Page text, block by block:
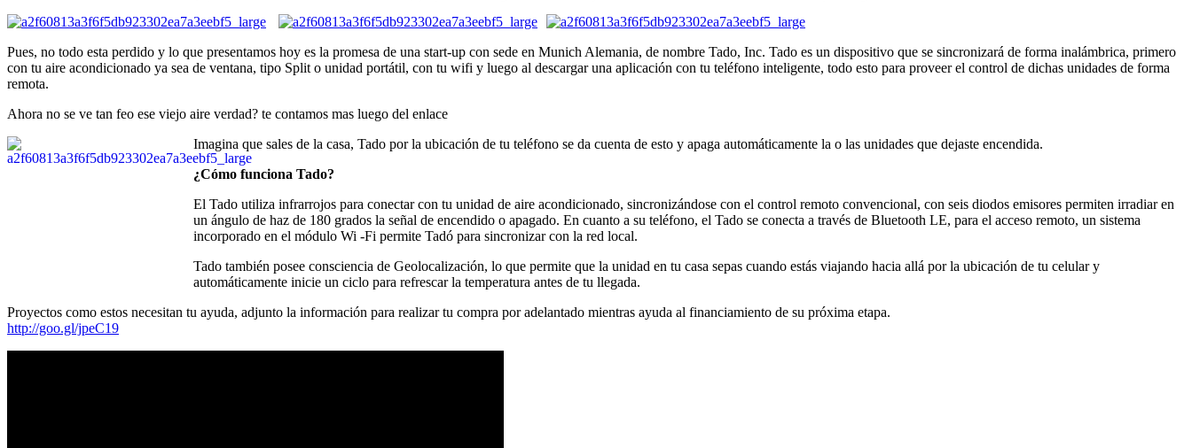
Pues, no todo esta perdido y lo que presentamos hoy es la promesa de una start-up con sede en Munich Alemania, de nombre Tado, Inc. Tado es un dispositivo que se sincronizará de forma inalámbrica, primero
con tu aire acondicionado ya sea de ventana, tipo Split o unidad portátil, con tu wifi y luego al descargar una aplicación con tu teléfono inteligente, todo esto para proveer el control de dichas unidades de forma
remota.
Ahora no se ve tan feo ese viejo aire verdad? te contamos mas luego del enlace
Imagina que sales de la casa, Tado por la ubicación de tu teléfono se da cuenta de esto y apaga automáticamente la o las unidades que dejaste encendida.
¿Cómo funciona Tado?
El Tado utiliza infrarrojos para conectar con tu unidad de aire acondicionado, sincronizándose con el control remoto convencional, con seis diodos emisores permiten irradiar en
un ángulo de haz de 180 grados la señal de encendido o apagado. En cuanto a su teléfono, el Tado se conecta a través de Bluetooth LE, para el acceso remoto, un sistema
incorporado en el módulo Wi -Fi permite Tadó para sincronizar con la red local.
Tado también posee consciencia de Geolocalización, lo que permite que la unidad en tu casa sepas cuando estás viajando hacia allá por la ubicación de tu celular y
automáticamente inicie un ciclo para refrescar la temperatura antes de tu llegada.
Proyectos como estos necesitan tu ayuda, adjunto la información para realizar tu compra por adelantado mientras ayuda al financiamiento de su próxima etapa.
http://goo.gl/jpeC19